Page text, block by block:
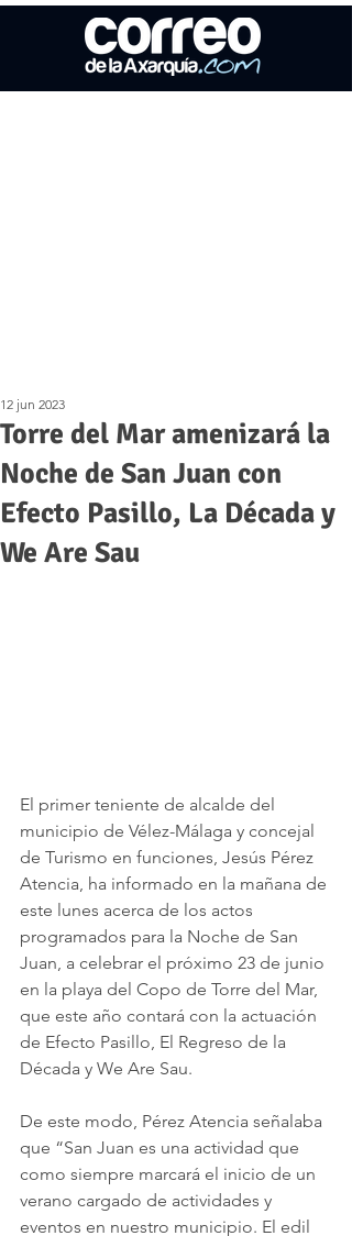
Torre del Mar amenizará la
Noche de San Juan con
Efecto Pasillo, La Década y
We Are Sau
12 jun 2023
El primer teniente de alcalde del
municipio de Vélez-Málaga y concejal
de Turismo en funciones, Jesús Pérez
Atencia, ha informado en la mañana de
este lunes acerca de los actos
programados para la Noche de San
Juan, a celebrar el próximo 23 de junio
en la playa del Copo de Torre del Mar,
que este año contará con la actuación
de Efecto Pasillo, El Regreso de la
Década y We Are Sau.
De este modo, Pérez Atencia señalaba
que “San Juan es una actividad que
como siempre marcará el inicio de un
verano cargado de actividades y
eventos en nuestro municipio. El edil